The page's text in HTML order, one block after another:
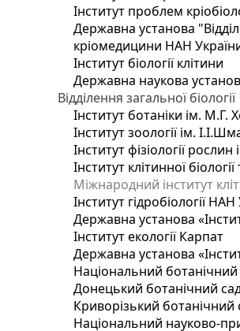
Інститут проблем
Державна установа
кріомедицини НАН
Інститут біології клітини
Державна наукова
Відділення загальної біології
Інститут ботаніки ім. М.Г.
Інститут зоології ім.
Інститут фізіології рослин
Інститут клітинної
Міжнародний інститут
Інститут гідробіології
Державна установа
Інститут екології Карпат
Державна установа
Національний
Донецький ботанічний
Криворізький ботанічний
Національний науково-